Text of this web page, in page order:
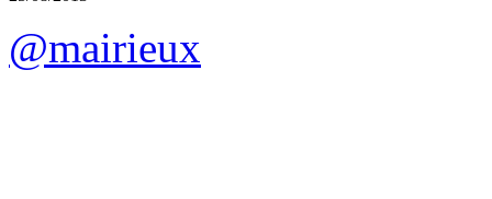
@mairieux